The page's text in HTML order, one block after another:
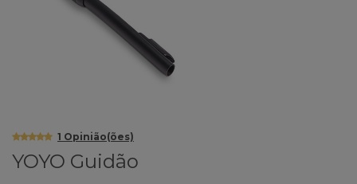
1 Opinião(ões)
YOYO Guidão